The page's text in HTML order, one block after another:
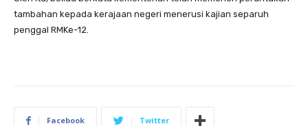
tambahan kepada kerajaan negeri menerusi kajian separuh
penggal RMKe-12.
Facebook Twitter